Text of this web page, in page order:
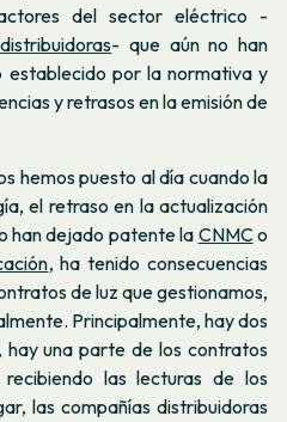
del sector eléctrico -
- que aún no han
por la normativa y
y retrasos en la emisión de
hemos puesto al día cuando la
el retraso en la actualización
han dejado patente la CNMCo
, ha tenido consecuencias
de luz que gestionamos,
Principalmente, hay dos
hay una parte de los contratos
las lecturas de los
las compañías distribuidoras